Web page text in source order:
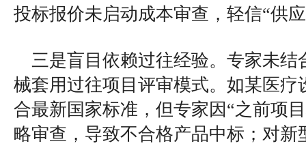
投标报价未启动成本审查，轻信“供
三是盲目依赖过往经验。专家未结
械套用过往项目评审模式。如某医疗
合最新国家标准，但专家因“之前项
略审查，导致不合格产品中标；对新